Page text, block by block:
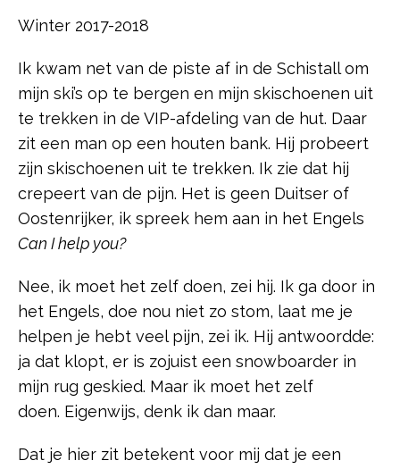
Winter 2017-2018
Ik kwam net van de piste af in de Schistall om
mijn ski’s op te bergen en mijn skischoenen uit
te trekken in de VIP-afdeling van de hut. Daar
zit een man op een houten bank. Hij probeert
zijn skischoenen uit te trekken. Ik zie dat hij
crepeert van de pijn. Het is geen Duitser of
Oostenrijker, ik spreek hem aan in het Engels
Can I help you?
Nee, ik moet het zelf doen, zei hij. Ik ga door in
het Engels, doe nou niet zo stom, laat me je
helpen je hebt veel pijn, zei ik. Hij antwoordde:
ja dat klopt, er is zojuist een snowboarder in
mijn rug geskied. Maar ik moet het zelf
doen. Eigenwijs, denk ik dan maar.
Dat je hier zit betekent voor mij dat je een